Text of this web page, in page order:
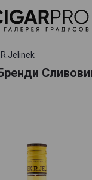
R.Jelinek